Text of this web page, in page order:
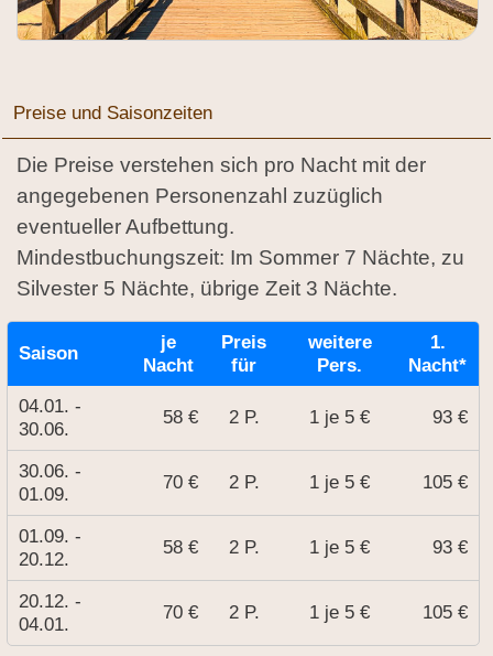
Preise und Saisonzeiten
Die Preise verstehen sich pro Nacht mit der
angegebenen Personenzahl zuzüglich
eventueller Aufbettung.
Mindestbuchungszeit: Im Sommer 7 Nächte, zu
Silvester 5 Nächte, übrige Zeit 3 Nächte.
Saison
je
Nacht
Preis
für
weitere
Pers.
1.
Nacht*
04.01. -
30.06.
58 € 2 P. 1 je 5 € 93 €
30.06. -
01.09.
70 € 2 P. 1 je 5 € 105 €
01.09. -
20.12.
58 € 2 P. 1 je 5 € 93 €
20.12. -
04.01.
70 € 2 P. 1 je 5 € 105 €